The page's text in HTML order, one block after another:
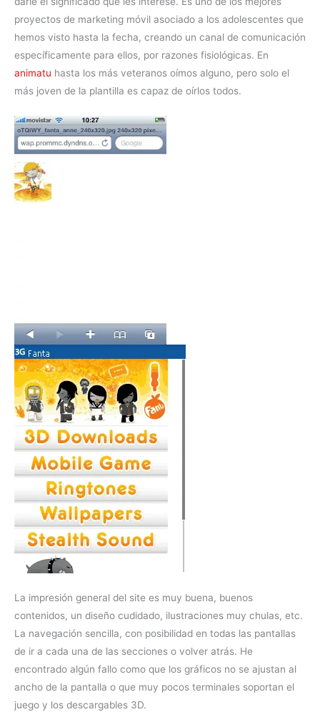
proyectos de marketing móvil asociado a los adolescentes que
hemos visto hasta la fecha, creando un canal de comunicación
específicamente para ellos, por razones fisiológicas. En
animatu hasta los más veteranos oímos alguno, pero solo el
más joven de la plantilla es capaz de oírlos todos.
La impresión general del site es muy buena, buenos
contenidos, un diseño cudidado, ilustraciones muy chulas, etc.
La navegación sencilla, con posibilidad en todas las pantallas
de ir a cada una de las secciones o volver atrás. He
encontrado algún fallo como que los gráficos no se ajustan al
ancho de la pantalla o que muy pocos terminales soportan el
juego y los descargables 3D.